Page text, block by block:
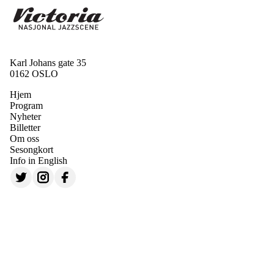
Karl Johans gate 35
0162 OSLO
Hjem
Program
Nyheter
Billetter
Om oss
Sesongkort
Info in English